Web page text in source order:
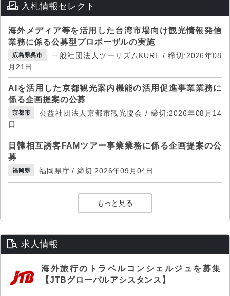
入札情報セレクト
海外メディア等を活用した台湾市場向け観光情報発信
業務に係る公募型プロポーザルの実施
広島県呉市
一般社団法人ツーリズムKURE / 締切:2026年08
月21日
AIを活用した京都観光案内機能の活用促進事業業務に
係る企画提案の公募
京都市
公益社団法人京都市観光協会 / 締切:2026年08月14
日
日韓相互誘客FAMツアー事業業務に係る企画提案の公
募
福岡県 福岡県庁 / 締切:2026年09月04日
もっと見る
求人情報
海外旅行のトラベルコンシェルジュを募集
【JTBグローバルアシスタンス】